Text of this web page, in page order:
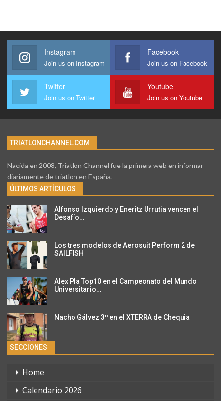
Instagram
Join us on Instagram
Facebook
Join us on Facebook
Twitter
Join us on Twitter
Youtube
Join us on Youtube
TRIATLONCHANNEL.COM
Nacida en 2008, Triatlon Channel fue la primera web en informar
diariamente de triatlon en España.
ÚLTIMOS ARTÍCULOS
Alfonso Izquierdo y Eneritz Urrutia vencen el
Desafío…
Los tres modelos de Aerosuit Perform 2 de
SAILFISH
Alex Pla Top10 en el Campeonato del Mundo
Universitario…
Nacho Gálvez 3º en el XTERRA de Chequia
SECCIONES
Home
Calendario 2026